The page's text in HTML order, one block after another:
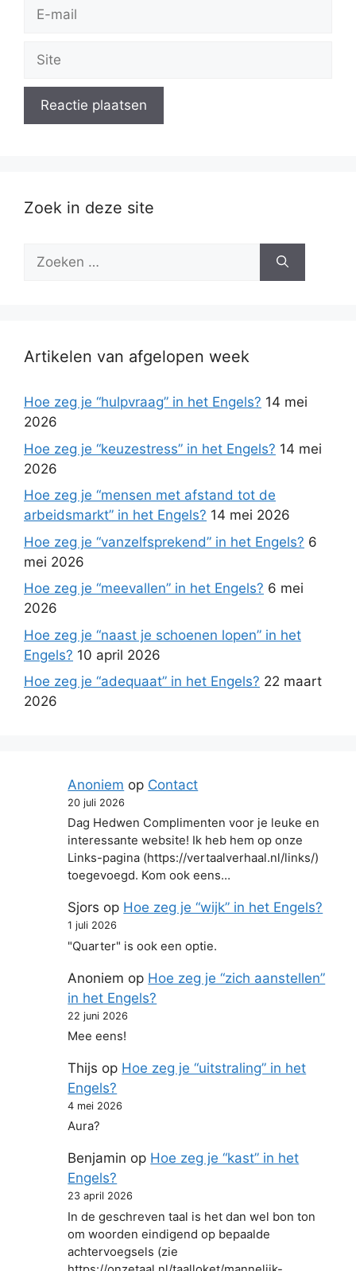
Site
Zoek in deze site
Zoek
Artikelen van afgelopen week
Hoe zeg je “hulpvraag” in het Engels? 14 mei
2026
Hoe zeg je “keuzestress” in het Engels? 14 mei
2026
Hoe zeg je “mensen met afstand tot de
arbeidsmarkt” in het Engels? 14 mei 2026
Hoe zeg je “vanzelfsprekend” in het Engels? 6
mei 2026
Hoe zeg je “meevallen” in het Engels? 6 mei
2026
Hoe zeg je “naast je schoenen lopen” in het
Engels? 10 april 2026
Hoe zeg je “adequaat” in het Engels? 22 maart
2026
Anoniem op Contact
20 juli 2026
Dag Hedwen Complimenten voor je leuke en
interessante website! Ik heb hem op onze
Links-pagina (https://vertaalverhaal.nl/links/)
toegevoegd. Kom ook eens…
Sjors op Hoe zeg je “wijk” in het Engels?
1 juli 2026
"Quarter" is ook een optie.
Anoniem op Hoe zeg je “zich aanstellen”
in het Engels?
22 juni 2026
Mee eens!
Thijs op Hoe zeg je “uitstraling” in het
Engels?
4 mei 2026
Aura?
Benjamin op Hoe zeg je “kast” in het
Engels?
23 april 2026
In de geschreven taal is het dan wel bon ton
om woorden eindigend op bepaalde
achtervoegsels (zie